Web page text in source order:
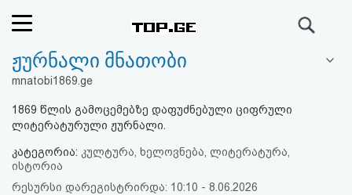
რეიტინგი
კითხვა-
ჟურნალი მნათობი
mnatobi1869.ge
1869 წლის გამოცემებზე დაფუძნებული ციფრული
ლიტერატურული ჟურნალი.
კატეგორია: კულტურა, ხელოვნება, ლიტერატურა,
ისტორია
რესურსი დარეგისტრირდა: 10:10 - 8.06.2026